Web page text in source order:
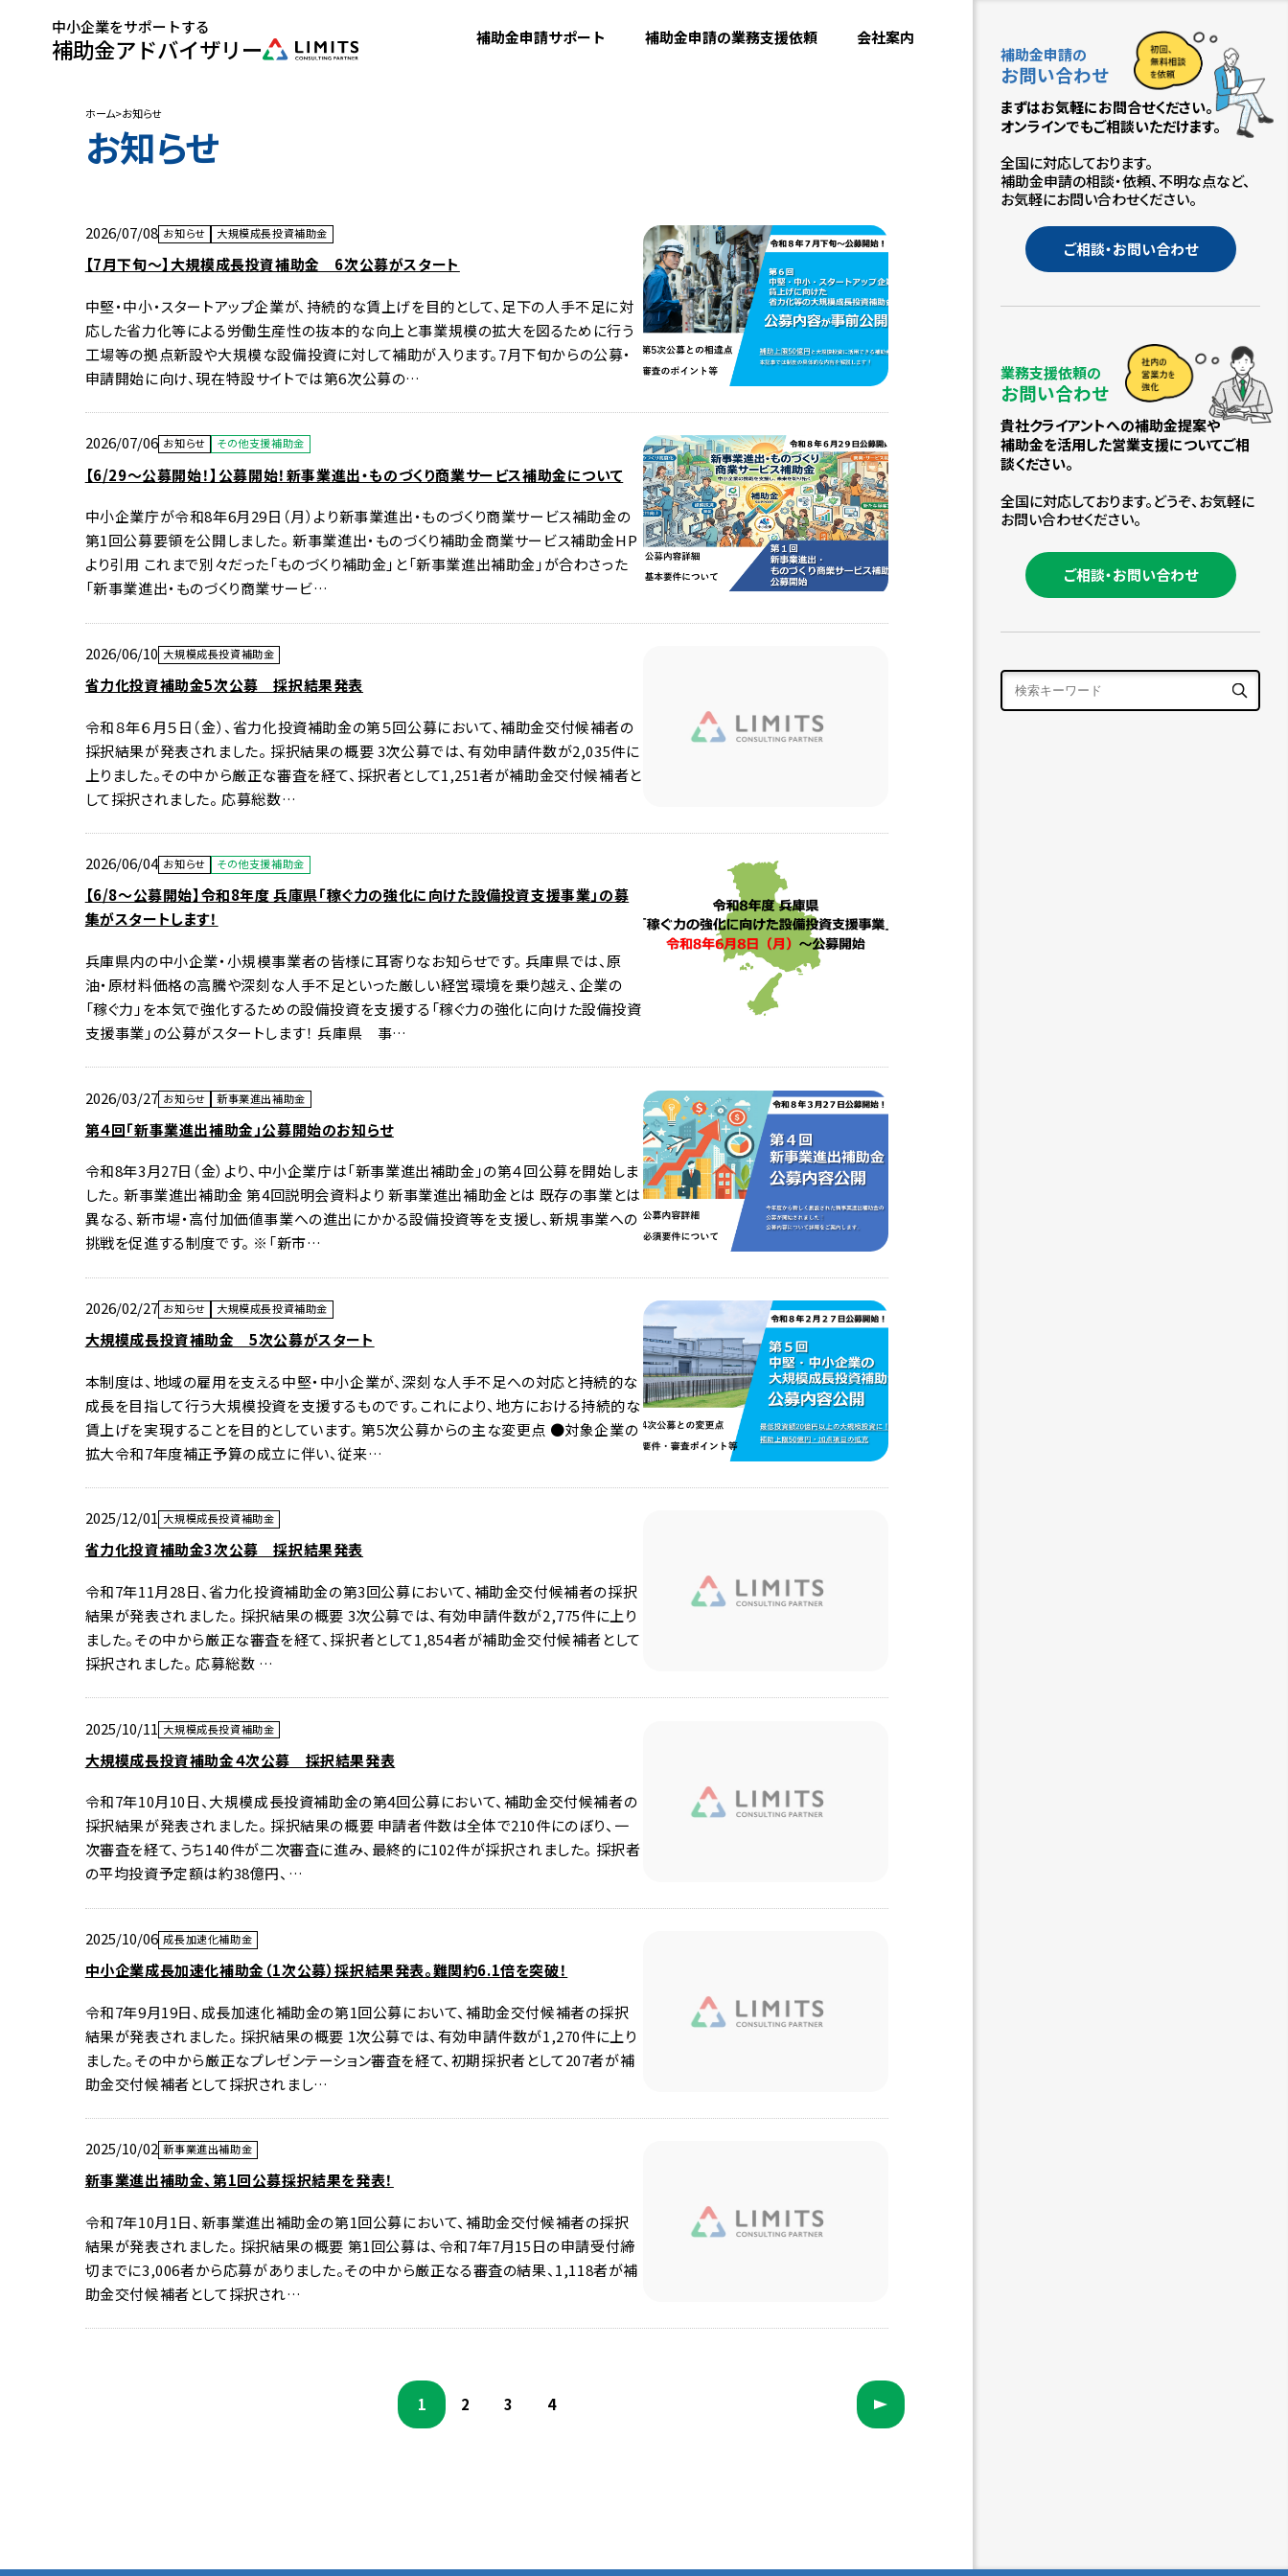
中小企業をサポートする
補助金アドバイザリー 補助金申請サポート 補助金申請の業務支援依頼 会社案内
ホーム お知らせ
お知らせ
2026/07/08 お知らせ 大規模成長投資補助金
【7月下旬～】大規模成長投資補助金 6次公募がスタート
中堅・中小・スタートアップ企業が、持続的な賃上げを目的として、足下の人手不足に対
応した省力化等による労働生産性の抜本的な向上と事業規模の拡大を図るために行う
工場等の拠点新設や大規模な設備投資に対して補助が入ります。7月下旬からの公募・
申請開始に向け、現在特設サイトでは第6次公募の…
2026/07/06 お知らせ その他支援補助金
【6/29～公募開始！】公募開始！新事業進出・ものづくり商業サービス補助金について
中小企業庁が令和8年6月29日（月）より新事業進出・ものづくり商業サービス補助金の
第1回公募要領を公開しました。 新事業進出・ものづくり補助金商業サービス補助金HP
より引用 これまで別々だった「ものづくり補助金」と「新事業進出補助金」が合わさった
「新事業進出・ものづくり商業サービ…
2026/06/10 大規模成長投資補助金
省力化投資補助金5次公募 採択結果発表
令和８年６月５日（金）、省力化投資補助金の第５回公募において、補助金交付候補者の
採択結果が発表されました。 採択結果の概要 3次公募では、有効申請件数が2,035件に
上りました。その中から厳正な審査を経て、採択者として1,251者が補助金交付候補者と
して採択されました。 応募総数…
2026/06/04 お知らせ その他支援補助金
【6/8～公募開始】令和8年度 兵庫県「稼ぐ力の強化に向けた設備投資支援事業」の募
集がスタートします！
兵庫県内の中小企業・小規模事業者の皆様に耳寄りなお知らせです。 兵庫県では、原
油・原材料価格の高騰や深刻な人手不足といった厳しい経営環境を乗り越え、企業の
「稼ぐ力」を本気で強化するための設備投資を支援する「稼ぐ力の強化に向けた設備投資
支援事業」の公募がスタートします！ 兵庫県 事…
2026/03/27 お知らせ 新事業進出補助金
第４回「新事業進出補助金」公募開始のお知らせ
令和8年3月27日（金）より、中小企業庁は「新事業進出補助金」の第４回公募を開始しま
した。 新事業進出補助金 第4回説明会資料より 新事業進出補助金とは 既存の事業とは
異なる、新市場・高付加価値事業への進出にかかる設備投資等を支援し、新規事業への
挑戦を促進する制度です。 ※「新市…
2026/02/27 お知らせ 大規模成長投資補助金
大規模成長投資補助金 5次公募がスタート
本制度は、地域の雇用を支える中堅・中小企業が、深刻な人手不足への対応と持続的な
成長を目指して行う大規模投資を支援するものです。これにより、地方における持続的な
賃上げを実現することを目的としています。 第5次公募からの主な変更点 ●対象企業の
拡大令和7年度補正予算の成立に伴い、従来…
2025/12/01 大規模成長投資補助金
省力化投資補助金3次公募 採択結果発表
令和7年11月28日、省力化投資補助金の第3回公募において、補助金交付候補者の採択
結果が発表されました。 採択結果の概要 3次公募では、有効申請件数が2,775件に上り
ました。その中から厳正な審査を経て、採択者として1,854者が補助金交付候補者として
採択されました。 応募総数 …
2025/10/11 大規模成長投資補助金
大規模成長投資補助金４次公募 採択結果発表
令和7年10月10日、大規模成長投資補助金の第4回公募において、補助金交付候補者の
採択結果が発表されました。 採択結果の概要 申請者件数は全体で210件にのぼり、一
次審査を経て、うち140件が二次審査に進み、最終的に102件が採択されました。 採択者
の平均投資予定額は約38億円、…
2025/10/06 成長加速化補助金
中小企業成長加速化補助金（1次公募）採択結果発表。難関約6.1倍を突破！
令和7年9月19日、成長加速化補助金の第1回公募において、補助金交付候補者の採択
結果が発表されました。 採択結果の概要 1次公募では、有効申請件数が1,270件に上り
ました。その中から厳正なプレゼンテーション審査を経て、初期採択者として207者が補
助金交付候補者として採択されまし…
2025/10/02 新事業進出補助金
新事業進出補助金、第1回公募採択結果を発表！
令和7年10月1日、新事業進出補助金の第1回公募において、補助金交付候補者の採択
結果が発表されました。 採択結果の概要 第1回公募は、令和7年7月15日の申請受付締
切までに3,006者から応募がありました。その中から厳正なる審査の結果、1,118者が補
助金交付候補者として採択され…
1 2 3 4
補助金申請の
お問い合わせ
まずはお気軽にお問合せください。
オンラインでもご相談いただけます。
全国に対応しております。
補助金申請の相談・依頼、不明な点など、
お気軽にお問い合わせください。
ご相談・お問い合わせ
業務支援依頼の
お問い合わせ
貴社クライアントへの補助金提案や
補助金を活用した営業支援についてご相
談ください。
全国に対応しております。どうぞ、お気軽に
お問い合わせください。
ご相談・お問い合わせ